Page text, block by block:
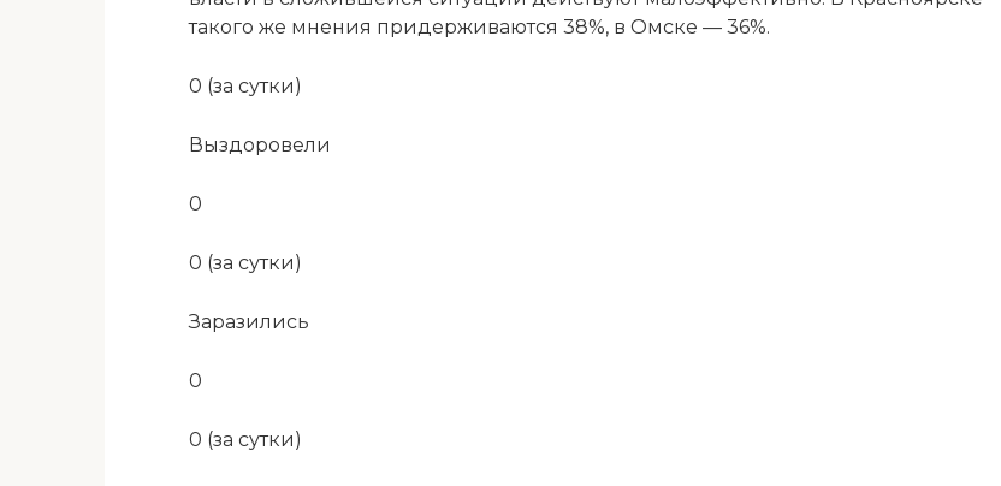
такого же мнения придерживаются 38%, в Омске — 36%.
0 (за сутки)
Выздоровели
0
0 (за сутки)
Заразились
0
0 (за сутки)